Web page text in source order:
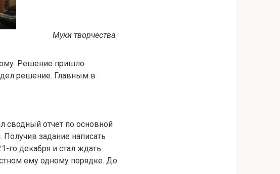
Муки творчества.
Решение пришло
решение. Главным в
отчет по основной
Получив задание написать
го декабря и стал ждать
ему одному порядке. До